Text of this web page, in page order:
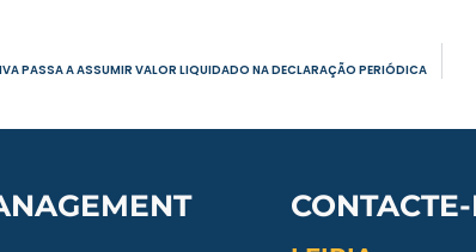
PASSA A ASSUMIR VALOR LIQUIDADO NA DECLARAÇÃO PERIÓDICA